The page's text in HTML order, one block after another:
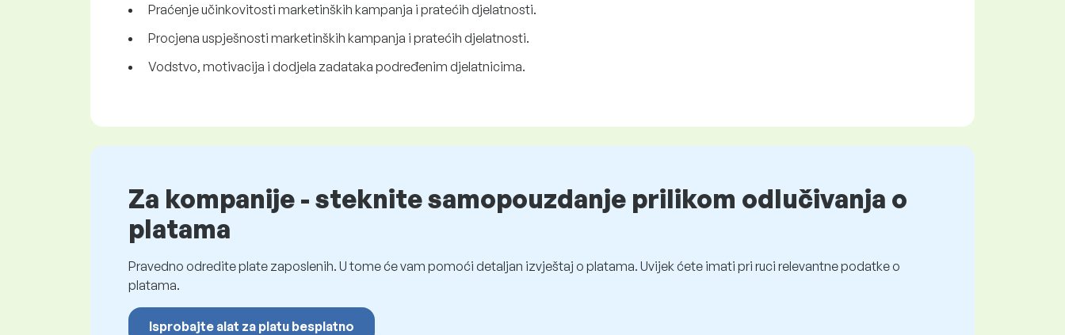
Praćenje učinkovitosti marketinških kampanja i pratećih djelatnosti.
Procjena uspješnosti marketinških kampanja i pratećih djelatnosti.
Vodstvo, motivacija i dodjela zadataka podređenim djelatnicima.
Za kompanije - steknite samopouzdanje prilikom odlučivanja o
platama
Pravedno odredite plate zaposlenih. U tome će vam pomoći detaljan izvještaj o platama. Uvijek ćete imati pri ruci relevantne podatke o
platama.
Isprobajte alat za platu besplatno